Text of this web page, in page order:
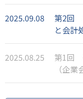
2025.09.08
第2回
と会計
2025.08.25
第1回
（企